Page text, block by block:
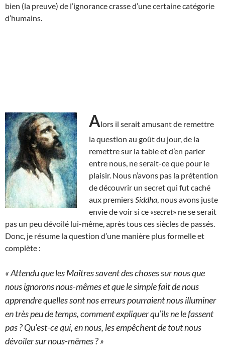
bien (la preuve) de l’ignorance crasse d’une certaine catégorie
d’humains.
Alors il serait amusant de remettre
la question au goût du jour, de la
remettre sur la table et d’en parler
entre nous, ne serait-ce que pour le
plaisir. Nous n’avons pas la prétention
de découvrir un secret qui fut caché
aux premiers Siddha , nous avons juste
envie de voir si ce «secret» ne se serait
pas un peu dévoilé lui-même, après tous ces siècles de passés.
Donc, je résume la question d’une manière plus formelle et
complète :
« Attendu que les Maîtres savent des choses sur nous que
nous ignorons nous-mêmes et que le simple fait de nous
apprendre quelles sont nos erreurs pourraient nous illuminer
en très peu de temps, comment expliquer qu’ils ne le fassent
pas ? Qu’est-ce qui, en nous, les empêchent de tout nous
dévoiler sur nous-mêmes ? »